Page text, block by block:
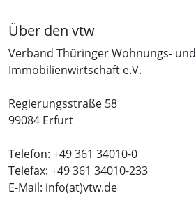
Über den vtw
Verband Thüringer Wohnungs- und
Immobilienwirtschaft e.V.
Regierungsstraße 58
99084 Erfurt
Telefon: +49 361 34010-0
Telefax: +49 361 34010-233
E-Mail: info(at)vtw.de